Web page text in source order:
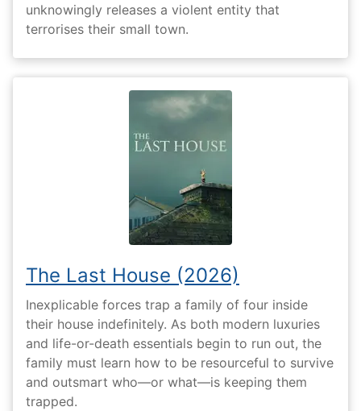
unknowingly releases a violent entity that
terrorises their small town.
The Last House (2026)
Inexplicable forces trap a family of four inside
their house indefinitely. As both modern luxuries
and life-or-death essentials begin to run out, the
family must learn how to be resourceful to survive
and outsmart who—or what—is keeping them
trapped.